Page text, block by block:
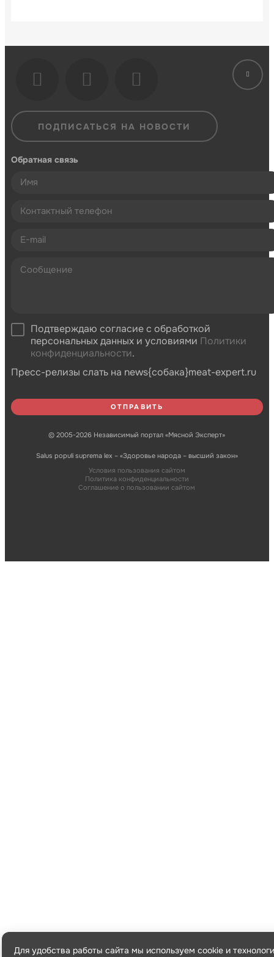
ПОДПИСАТЬСЯ НА НОВОСТИ
Обратная связь
Подтверждаю согласие с обработкой
персональных данных и условиями Политики
конфиденциальности.
Пресс-релизы слать на news{собака}meat-expert.ru
© 2005-2026 Независимый портал «Мясной Эксперт»
Salus populi suprema lex – «Здоровье народа – высший закон»
Условия пользования сайтом
Политика конфиденциальности
Соглашение о пользовании сайтом
Для удобства работы сайта мы используем cookie и